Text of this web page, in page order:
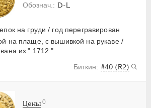
D-L
на груди / год перегравирован
на плаще, с вышивкой на рукаве /
из " 1712 "
#40 (R2)
Цены 0